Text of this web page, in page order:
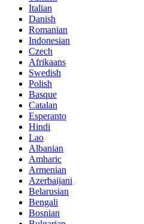
Italian
Danish
Romanian
Indonesian
Czech
Afrikaans
Swedish
Polish
Basque
Catalan
Esperanto
Hindi
Lao
Albanian
Amharic
Armenian
Azerbaijani
Belarusian
Bengali
Bosnian